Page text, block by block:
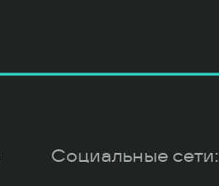
Социальные сети: